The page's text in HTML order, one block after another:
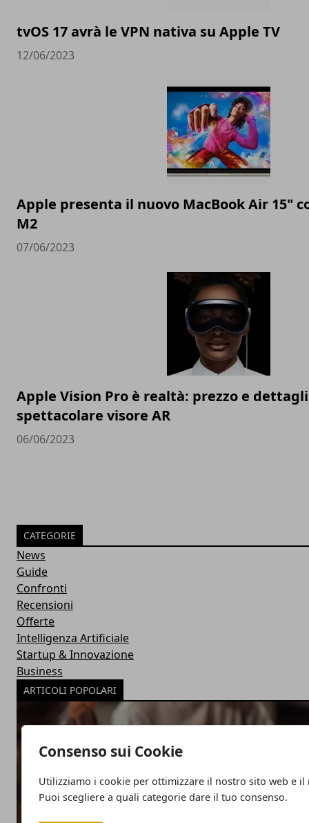
Consenso sui Cookie
Utilizziamo i cookie per ottimizzare il nostro sito web e il
Puoi scegliere a quali categorie dare il tuo consenso.
tvOS 17 avrà le VPN nativa su Apple TV
12/06/2023
Apple presenta il nuovo MacBook Air 15"
M2
07/06/2023
Apple Vision Pro è realtà: prezzo e
spettacolare visore AR
06/06/2023
CATEGORIE
News
Guide
Confronti
Recensioni
Offerte
Intelligenza Artificiale
Startup & Innovazione
Business
ARTICOLI POPOLARI